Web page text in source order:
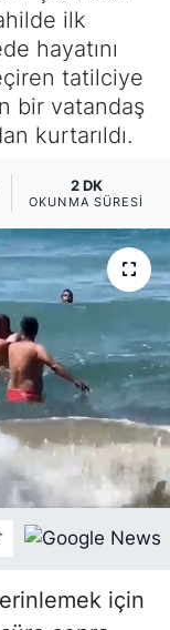
ilk
hayatını
tatilciye
bir vatandaş
kurtarıldı.
2 DK
OKUNMA SÜRESI
için